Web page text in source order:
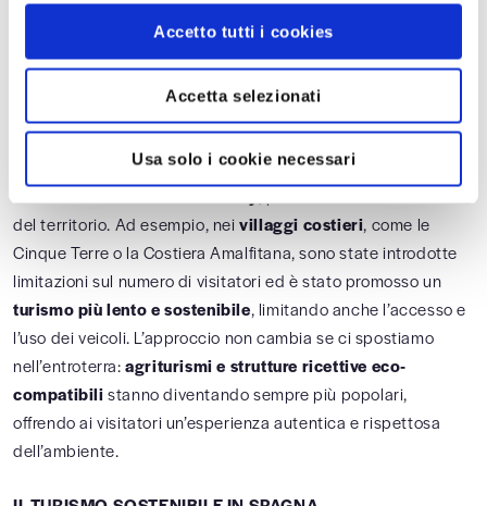
Accetto tutti i cookies
Accetta selezionati
Usa solo i cookie necessari
riserve marine e oasi sono solo alcuni degli esempi di
politica sostenibile. Basti citare il Parco Nazionale del
loro ricca biodiversità terrestre e marina. Inoltre, sono sempre
più diffuse tra lecomunità locali italianele misure per
del territorio. Ad esempio, neivillaggi costieri, come le
Cinque Terre o la Costiera Amalfitana, sono state introdotte
limitazioni sul numero di visitatori ed è stato promosso un
turismo più lento e sostenibile, limitando anche l’accesso e
l’uso dei veicoli. L’approccio non cambia se ci spostiamo
nell’entroterra:agriturismi e strutture ricettive eco-
compatibilistanno diventando sempre più popolari,
offrendo ai visitatori un’esperienza autentica e rispettosa
dell’ambiente.